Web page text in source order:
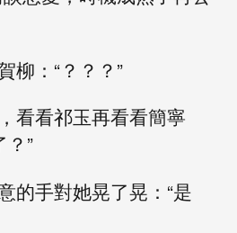
柳：“？？？”
看看祁玉再看看簡寧
？”
的手對她晃了晃：“是